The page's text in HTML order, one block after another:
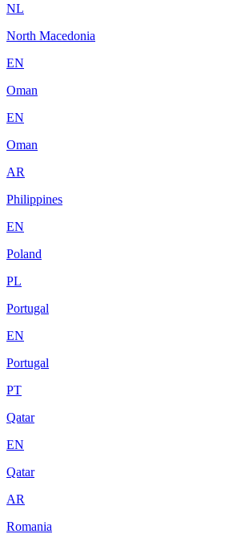
NL
North Macedonia
EN
Oman
EN
Oman
AR
Philippines
EN
Poland
PL
Portugal
EN
Portugal
PT
Qatar
EN
Qatar
AR
Romania